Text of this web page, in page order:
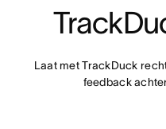
Laat met TrackDuck
feedback